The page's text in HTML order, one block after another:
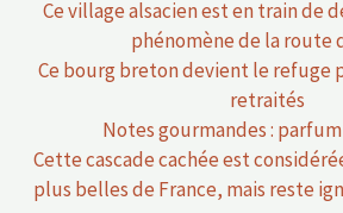
Ce village alsacien est en train de
phénomène de la route
Ce bourg breton devient le refuge
retraités
Notes gourmandes :
Cette cascade cachée est
plus belles de France, mais reste